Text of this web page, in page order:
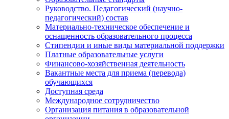
Руководство. Педагогический (научно-
педагогический) состав
Материально-техническое обеспечение и
оснащенность образовательного процесса
Стипендии и иные виды материальной поддержки
Платные образовательные услуги
Финансово-хозяйственная деятельность
Вакантные места для приема (перевода)
обучающихся
Доступная среда
Международное сотрудничество
Организация питания в образовательной